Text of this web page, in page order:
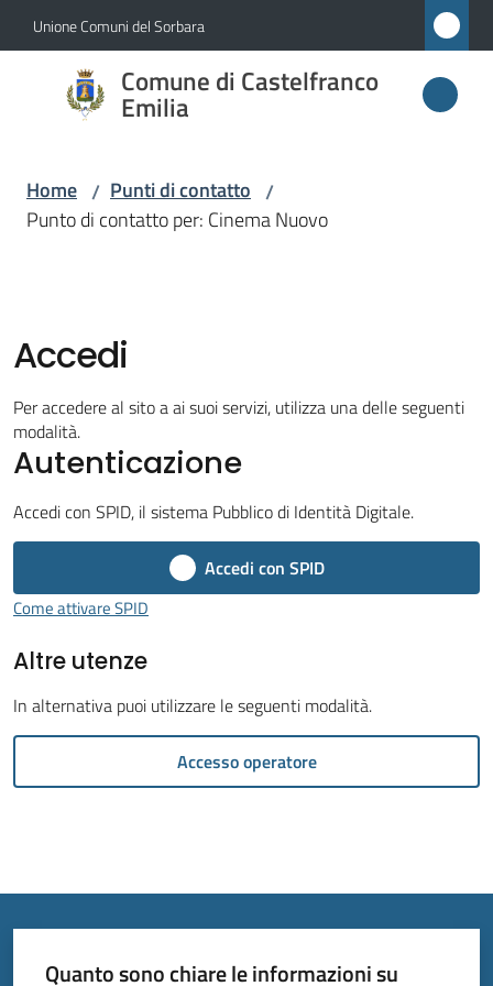
Vai al contenuto
Vai alla navigazione
Vai al footer
Unione Comuni del Sorbara
Comune di Castelfranco
Emilia
Comune di
Castelfranco
Servizi
Vivere
Castelfranco
gli
Seguici
Home / Punti di contatto /
Punto di contatto per: Cinema Nuovo
Accedi
Per accedere al sito a ai suoi servizi, utilizza una delle seguenti
modalità.
Autenticazione
Accedi con SPID, il sistema Pubblico di Identità Digitale.
Accedi con SPID
Come attivare SPID
Altre utenze
In alternativa puoi utilizzare le seguenti modalità.
Accesso operatore
Quanto sono chiare le informazioni su